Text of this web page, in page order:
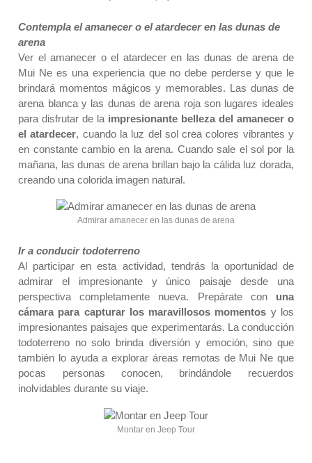
Contempla el amanecer o el atardecer en las dunas de
arena
Ver el amanecer o el atardecer en las dunas de arena de
Mui Ne es una experiencia que no debe perderse y que le
brindará momentos mágicos y memorables. Las dunas de
arena blanca y las dunas de arena roja son lugares ideales
para disfrutar de la impresionante belleza del amanecer o
el atardecer, cuando la luz del sol crea colores vibrantes y
en constante cambio en la arena. Cuando sale el sol por la
mañana, las dunas de arena brillan bajo la cálida luz dorada,
creando una colorida imagen natural.
Admirar amanecer en las dunas de arena
Ir a conducir todoterreno
Al participar en esta actividad, tendrás la oportunidad de
admirar el impresionante y único paisaje desde una
perspectiva completamente nueva. Prepárate conuna
cámara para capturar los maravillosos momentos y los
impresionantes paisajes que experimentarás. La conducción
todoterreno no solo brinda diversión y emoción, sino que
también lo ayuda a explorar áreas remotas de Mui Ne que
pocas personas conocen, brindándole recuerdos
inolvidables durante su viaje.
Montar en Jeep Tour